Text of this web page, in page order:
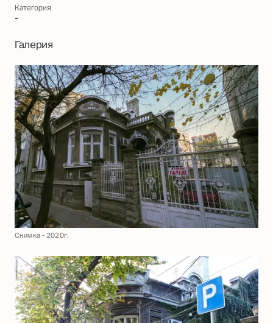
Категория
-
Галерия
Снимка - 2020г.